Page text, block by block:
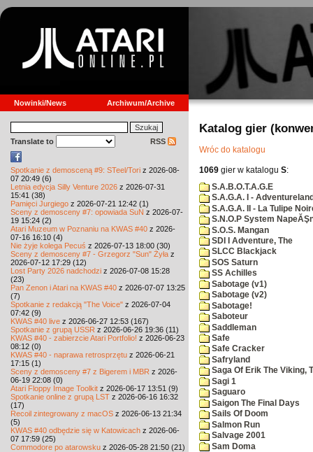
Nowinki/News Archiwum/Archive
Translate to RSS
Spotkanie z demosceną #9: STeel/Tori z 2026-08-
07 20:49 (6)
Letnia edycja Silly Venture 2026 z 2026-07-31
15:41 (38)
Pamięci Jurgiego z 2026-07-21 12:42 (1)
Sceny z demosceny #7: opowiada SuN z 2026-07-
19 15:24 (2)
Atari Muzeum w Poznaniu na KWAS #40 z 2026-
07-16 16:10 (4)
Nie żyje kolega Pecuś z 2026-07-13 18:00 (30)
Sceny z demosceny #7 - Grzegorz "Sun" Żyła z
2026-07-12 17:29 (12)
Lost Party 2026 nadchodzi z 2026-07-08 15:28
(23)
Pan Zenon i Atari na KWAS #40 z 2026-07-07 13:25
(7)
Spotkanie z redakcją "The Voice" z 2026-07-04
07:42 (9)
KWAS #40 live z 2026-06-27 12:53 (167)
Spotkanie z grupą USSR z 2026-06-26 19:36 (11)
KWAS #40 - zabierzcie Atari Portfolio! z 2026-06-23
08:12 (0)
KWAS #40 - naprawa retrosprzętu z 2026-06-21
17:15 (1)
Sceny z demosceny #7 z Bigerem i MBR z 2026-
06-19 22:08 (0)
Atari Floppy Image Toolkit z 2026-06-17 13:51 (9)
Spotkanie online z grupą LST z 2026-06-16 16:32
(17)
Recoil zintegrowany z macOS z 2026-06-13 21:34
(5)
KWAS #40 odbędzie się w Katowicach z 2026-06-
07 17:59 (25)
Commodore po atarowsku z 2026-05-28 21:50 (21)
Katalog gier
Wróc do katalogu
1069 gier w katalogu S:
S.A.B.O.T.A.G.E
S.A.G.A. I -
S.A.G.A. II - La Tulipe
S.N.O.P System
S.O.S. Mangan
SDI I Adventure, The
SLCC Blackjack
SOS Saturn
SS Achilles
Sabotage (v1)
Sabotage (v2)
Sabotage!
Saboteur
Saddleman
Safe
Safe Cracker
Safryland
Saga Of Erik The Viking,
Sagi 1
Saguaro
Saigon The Final Days
Sails Of Doom
Salmon Run
Salvage 2001
Sam Doma